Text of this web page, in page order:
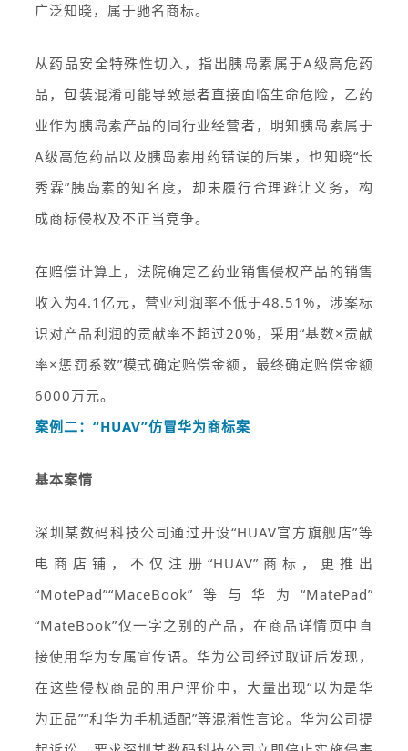
广泛知晓，属于驰名商标。
从药品安全特殊性切入，指出胰岛素属于A级高危药
品，包装混淆可能导致患者直接面临生命危险，乙药
业作为胰岛素产品的同行业经营者，明知胰岛素属于
A级高危药品以及胰岛素用药错误的后果，也知晓“长
秀霖”胰岛素的知名度，却未履行合理避让义务，构
成商标侵权及不正当竞争。
在赔偿计算上，法院确定乙药业销售侵权产品的销售
收入为4.1亿元，营业利润率不低于48.51%，涉案标
识对产品利润的贡献率不超过20%，采用“基数×贡献
率×惩罚系数”模式确定赔偿金额，最终确定赔偿金额
6000万元。
案例二：“HUAV”仿冒华为商标案
基本案情
深圳某数码科技公司通过开设“HUAV官方旗舰店”等
电商店铺，不仅注册“HUAV”商标，更推出
“MotePad”“MaceBook”等与华为“MatePad”
“MateBook”仅一字之别的产品，在商品详情页中直
接使用华为专属宣传语。华为公司经过取证后发现，
在这些侵权商品的用户评价中，大量出现“以为是华
为正品”“和华为手机适配”等混淆性言论。华为公司提